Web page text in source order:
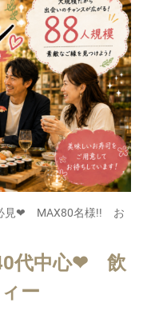
見❤ MAX80名様!! お
代中心❤ 飲
ー